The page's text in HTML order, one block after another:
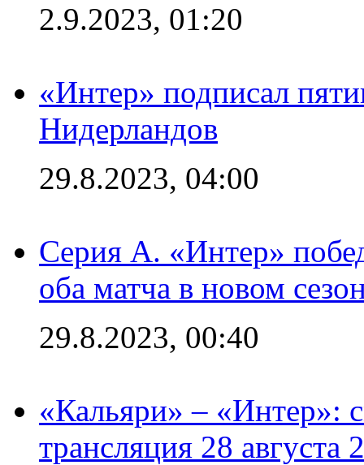
2.9.2023, 01:20
«Интер» подписал
Нидерландов
29.8.2023, 04:00
Серия А. «Интер»
оба матча в новом
29.8.2023, 00:40
«Кальяри» – «Интер»:
трансляция 28 августа